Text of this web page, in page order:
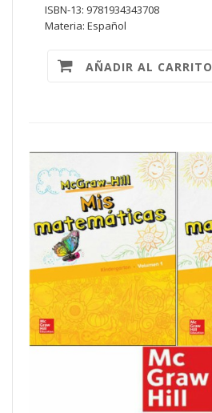
ISBN-13: 9781934343708
Materia: Español
AÑADIR AL CARRITO